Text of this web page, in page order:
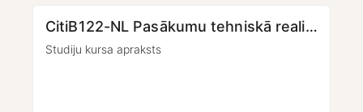
CitiB122-NL Pasākumu tehniskā realizācija (2. daļa)
Studiju kursa apraksts